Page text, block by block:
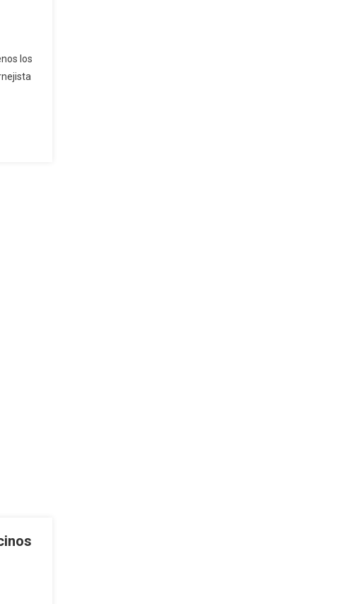
los